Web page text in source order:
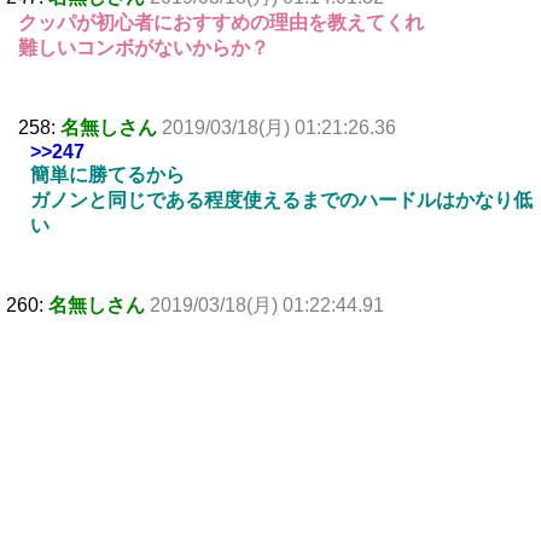
クッパが初心者におすすめの理由を教えてくれ
難しいコンボがないからか？
258: 名無しさん 2019/03/18(月) 01:21:26.36
>>247
簡単に勝てるから
ガノンと同じである程度使えるまでのハードルはかなり低
い
260: 名無しさん 2019/03/18(月) 01:22:44.91